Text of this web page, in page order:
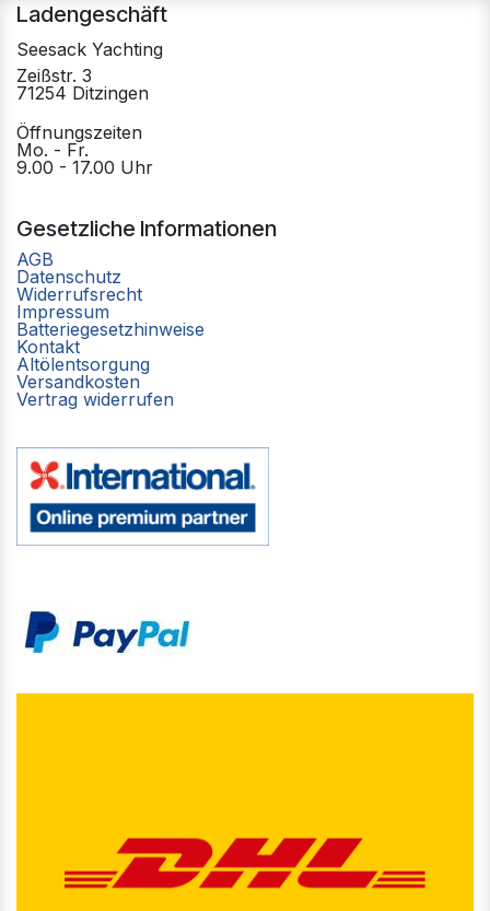
Ladengeschäft
Seesack Yachting
Zeißstr. 3
71254 Ditzingen
Öffnungszeiten
Mo. - Fr.
9.00 - 17.00 Uhr
Gesetzliche Informationen
AGB
Datenschutz
Widerrufsrecht
Impressum
Batteriegesetzhinweise
Kontakt
Altölentsorgung
Versandkosten
Vertrag widerrufen